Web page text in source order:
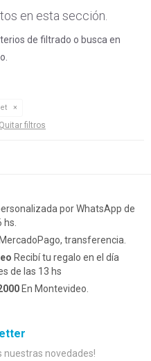
en esta sección.
de filtrado o busca en
Quitar filtros
por WhatsApp de
hs.
transferencia.
Recibí tu regalo en el día
de las 13 hs
En Montevideo.
nuestras novedades!